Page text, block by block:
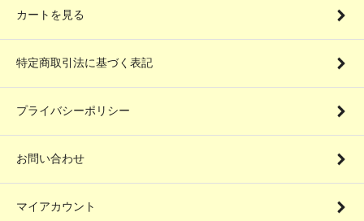
カートを見る
特定商取引法に基づく表記
プライバシーポリシー
お問い合わせ
マイアカウント